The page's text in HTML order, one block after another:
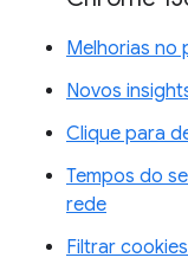
Melhorias no
Novos
Clique para
Tempos do
rede
Filtrar